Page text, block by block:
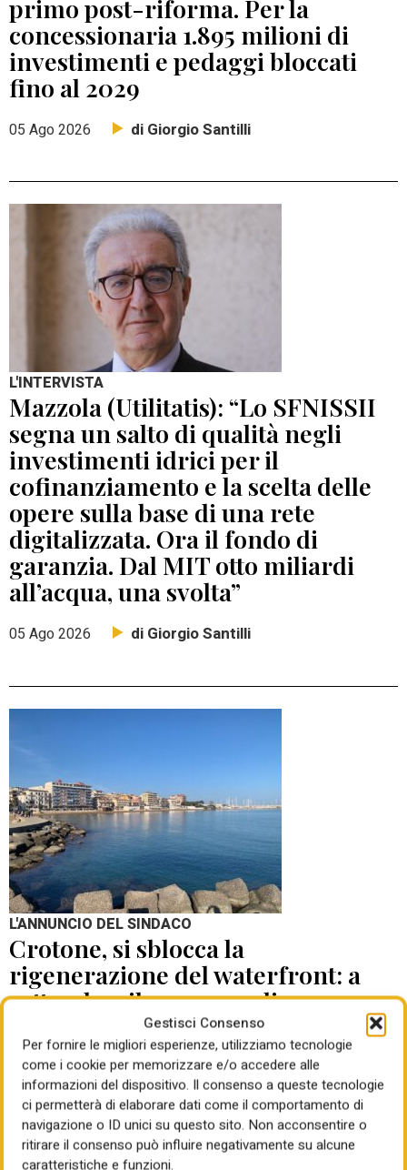
Gestisci Consenso
Per fornire le migliori esperienze, utilizziamo tecnologie
come i cookie per memorizzare e/o accedere alle
informazioni del dispositivo. Il consenso a queste tecnologie
ci permetterà di elaborare dati come il comportamento di
navigazione o ID unici su questo sito. Non acconsentire o
ritirare il consenso può influire negativamente su alcune
caratteristiche e funzioni.
primo post-riforma. Per la
concessionaria 1.895 milioni di
investimenti e pedaggi bloccati
fino al 2029
05 Ago 2026 di Giorgio Santilli
L'INTERVISTA
Mazzola (Utilitatis): “Lo SFNISSII
segna un salto di qualità negli
investimenti idrici per il
cofinanziamento e la scelta delle
opere sulla base di una rete
digitalizzata. Ora il fondo di
garanzia. Dal MIT otto miliardi
all’acqua, una svolta”
05 Ago 2026 di Giorgio Santilli
L'ANNUNCIO DEL SINDACO
Crotone, si sblocca la
rigenerazione del waterfront: a
settembre il concorso di
progettazione
05 Ago 2026 di Mauro Giansante